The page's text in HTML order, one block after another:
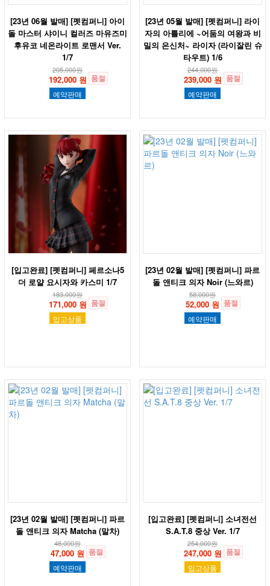
[23년 06월 발매] [펫컴퍼니] 아이
돌 마스터 샤이니 컬러즈 마유즈미
후유코 네온라이트 로맨서 Ver.
1/7
205,000원
192,000 원 품절
예약판매
[23년 05월 발매] [펫컴퍼니] 라이
자의 아틀리에 ~어둠의 여왕과 비
밀의 은신처~ 라이자 (라이잘린 슈
타우트) 1/6
244,000원
239,000 원 품절
예약판매
[입고완료] [펫컴퍼니] 페르소나5
더 로얄 요시자와 카스미 1/7
183,000원
171,000 원 품절
입고상품
[23년 02월 발매] [펫컴퍼니] 파르
돌 앤티크 의자 Noir (느와르)
58,000원
52,000 원 품절
예약판매
[23년 02월 발매] [펫컴퍼니] 파르
돌 앤티크 의자 Matcha (말차)
48,000원
47,000 원 품절
예약판매
[입고완료] [펫컴퍼니] 소녀전선
S.A.T.8 중상 Ver. 1/7
254,000원
247,000 원 품절
입고상품